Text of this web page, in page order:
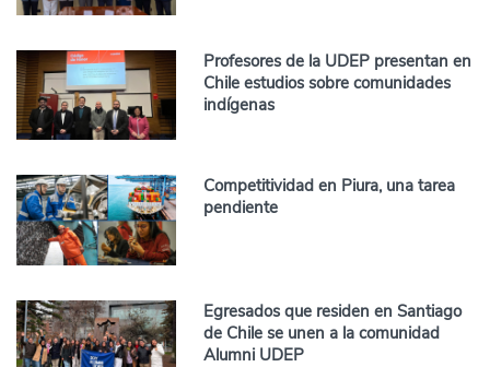
Profesores de la UDEP presentan en
Chile estudios sobre comunidades
indígenas
Competitividad en Piura, una tarea
pendiente
Egresados que residen en Santiago
de Chile se unen a la comunidad
Alumni UDEP